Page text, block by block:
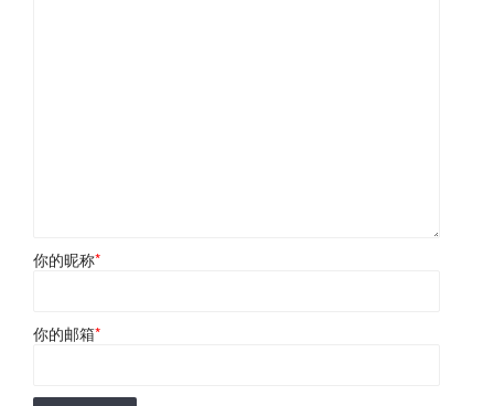
你的昵称*
你的邮箱*